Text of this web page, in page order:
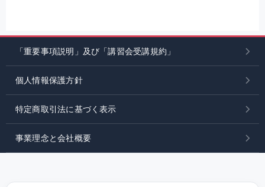
「重要事項説明」及び「講習会受講規約」
個人情報保護方針
特定商取引法に基づく表示
事業理念と会社概要